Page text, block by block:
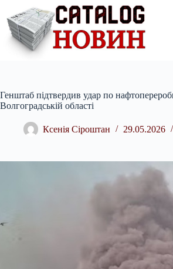
вмісту
Генштаб підтвердив удар по
Волгоградській області
Ксенія Сіроштан 29.05.2026